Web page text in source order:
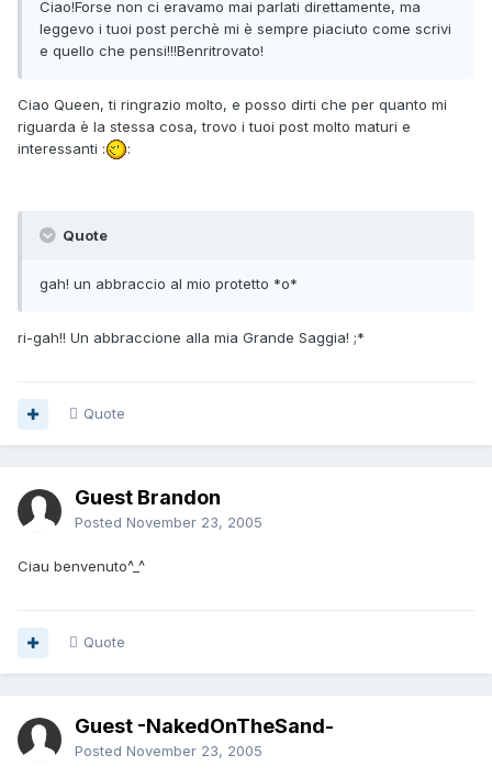
Ciao!Forse non ci eravamo mai parlati direttamente, ma
leggevo i tuoi post perchè mi è sempre piaciuto come scrivi
e quello che pensi!!!Benritrovato!
Ciao Queen, ti ringrazio molto, e posso dirti che per quanto mi
riguarda è la stessa cosa, trovo i tuoi post molto maturi e
interessanti :
:
Quote
gah! un abbraccio al mio protetto *o*
ri-gah!! Un abbraccione alla mia Grande Saggia! ;*
Quote
Guest Brandon
Posted November 23, 2005
Ciau benvenuto^_^
Quote
Guest -NakedOnTheSand-
Posted November 23, 2005